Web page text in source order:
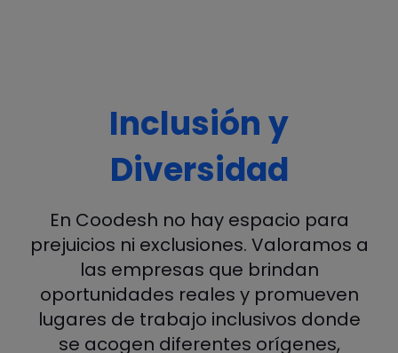
Inclusión y
Diversidad
En Coodesh no hay espacio para
prejuicios ni exclusiones. Valoramos a
las empresas que brindan
oportunidades reales y promueven
lugares de trabajo inclusivos donde
se acogen diferentes orígenes,